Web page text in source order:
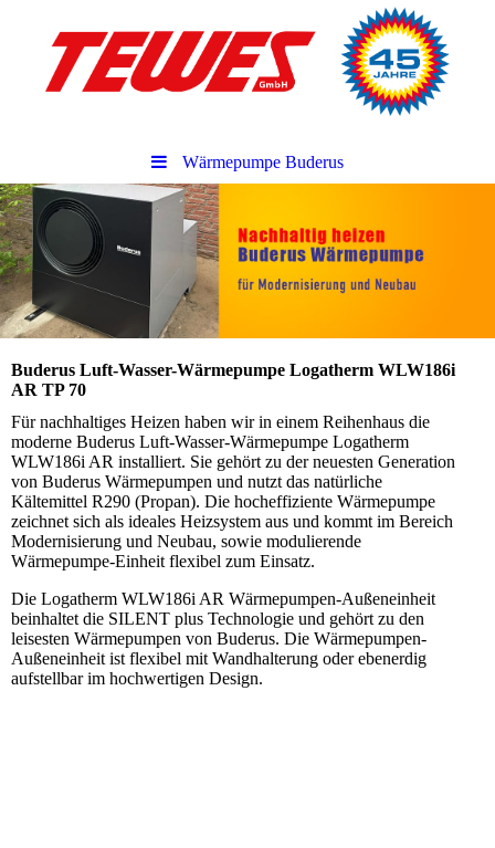
Wärmepumpe Buderus
Buderus Luft-Wasser-Wärmepumpe Logatherm WLW186i
AR TP 70
Für nachhaltiges Heizen haben wir in einem Reihenhaus die
moderne Buderus Luft-Wasser-Wärmepumpe Logatherm
WLW186i AR installiert. Sie gehört zu der neuesten Generation
von Buderus Wärmepumpen und nutzt das natürliche
Kältemittel R290 (Propan). Die hocheffiziente Wärmepumpe
zeichnet sich als ideales Heizsystem aus und kommt im Bereich
Modernisierung und Neubau, sowie modulierende
Wärmepumpe-Einheit flexibel zum Einsatz.
Die Logatherm WLW186i AR Wärmepumpen-Außeneinheit
beinhaltet die SILENT plus Technologie und gehört zu den
leisesten Wärmepumpen von Buderus. Die Wärmepumpen-
Außeneinheit ist flexibel mit Wandhalterung oder ebenerdig
aufstellbar im hochwertigen Design.